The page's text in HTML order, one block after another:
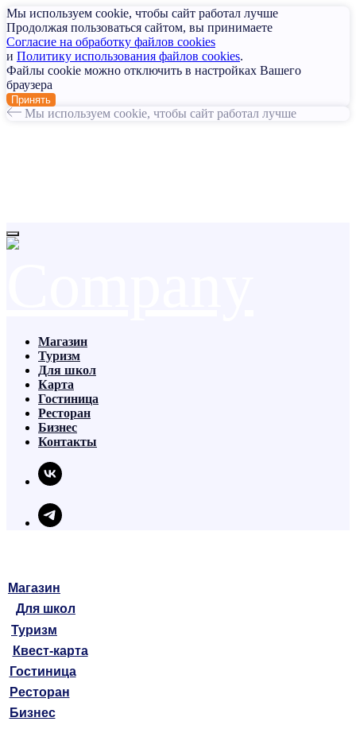
Мы используем cookie, чтобы сайт работал лучше
Продолжая пользоваться сайтом, вы принимаете
Согласие на обработку файлов cookies
и Политику использования файлов cookies.
Файлы cookie можно отключить в настройках Вашего
браузера
Принять
Мы используем cookie, чтобы сайт работал лучше
Магазин
Для школ
Туризм
Квест-карта
Гостиница
Ресторан
Бизнес
Магазин
Туризм
Для школ
Карта
Гостиница
Ресторан
Бизнес
Контакты